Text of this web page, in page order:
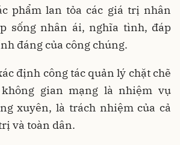
phẩm lan tỏa các giá trị nhân
sống nhân ái, nghĩa tình, đáp
đáng của công chúng.
định công tác quản lý chặt chẽ
gian mạng là nhiệm vụ
xuyên, là trách nhiệm của cả
và toàn dân.